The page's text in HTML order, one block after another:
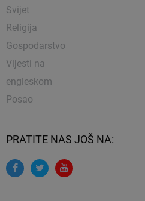
Svijet
Religija
Gospodarstvo
Vijesti na
engleskom
Posao
PRATITE NAS JOŠ NA: